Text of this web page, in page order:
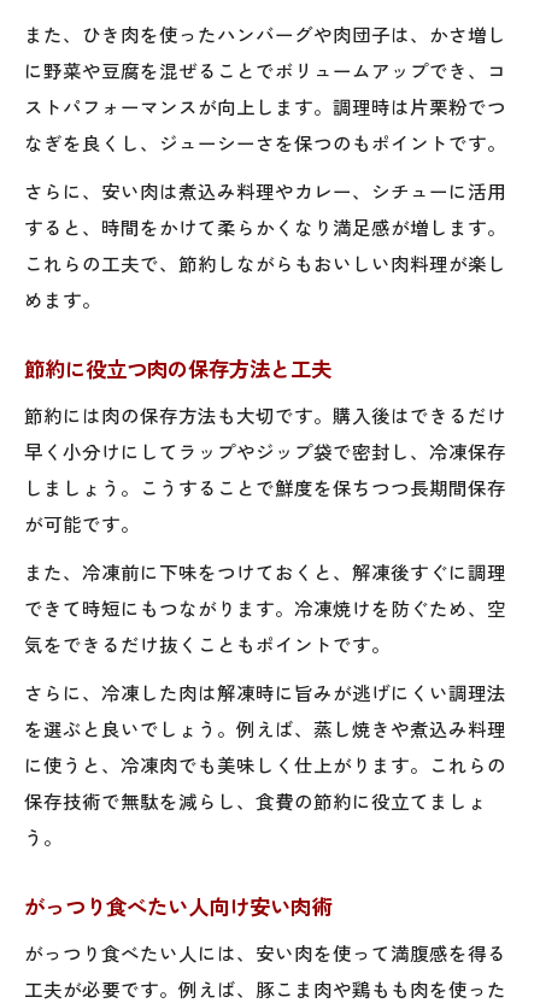
また、ひき肉を使ったハンバーグや肉団子は、かさ増し
に野菜や豆腐を混ぜることでボリュームアップでき、コ
ストパフォーマンスが向上します。調理時は片栗粉でつ
なぎを良くし、ジューシーさを保つのもポイントです。
さらに、安い肉は煮込み料理やカレー、シチューに活用
すると、時間をかけて柔らかくなり満足感が増します。
これらの工夫で、節約しながらもおいしい肉料理が楽し
めます。
節約に役立つ肉の保存方法と工夫
節約には肉の保存方法も大切です。購入後はできるだけ
早く小分けにしてラップやジップ袋で密封し、冷凍保存
しましょう。こうすることで鮮度を保ちつつ長期間保存
が可能です。
また、冷凍前に下味をつけておくと、解凍後すぐに調理
できて時短にもつながります。冷凍焼けを防ぐため、空
気をできるだけ抜くこともポイントです。
さらに、冷凍した肉は解凍時に旨みが逃げにくい調理法
を選ぶと良いでしょう。例えば、蒸し焼きや煮込み料理
に使うと、冷凍肉でも美味しく仕上がります。これらの
保存技術で無駄を減らし、食費の節約に役立てましょ
う。
がっつり食べたい人向け安い肉術
がっつり食べたい人には、安い肉を使って満腹感を得る
工夫が必要です。例えば、豚こま肉や鶏もも肉を使った